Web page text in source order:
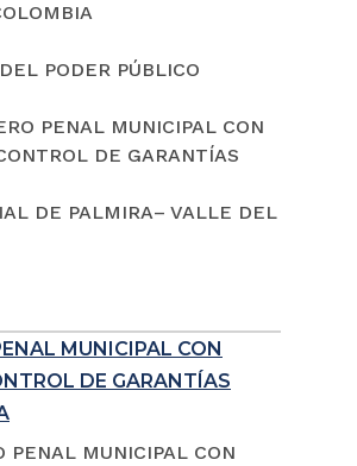
PODER PÚBLICO
PENAL MUNICIPAL CON
DE GARANTÍAS
DE PALMIRA– VALLE DEL
MUNICIPAL CON
DE GARANTÍAS
PENAL MUNICIPAL CON